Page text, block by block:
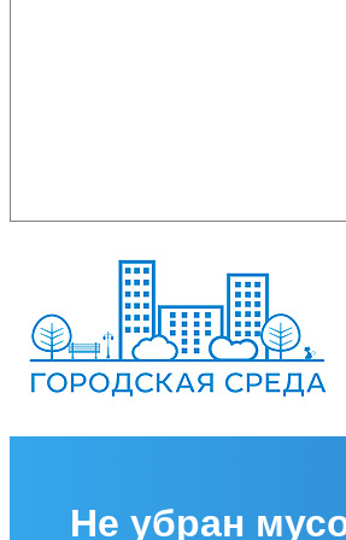
Не убран